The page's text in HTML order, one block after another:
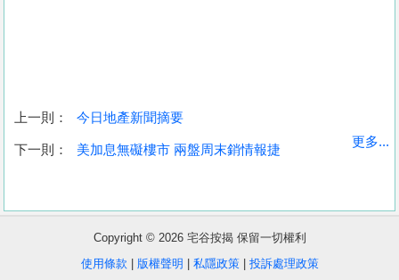
收
盤
上一則： 今日地產新聞摘要
下一則： 美加息無礙樓市 兩盤周末銷情報捷
更多...
Copyright © 2026 宅谷按揭 保留一切權利
使用條款
版權聲明 私隱政策| 投訴處理政策